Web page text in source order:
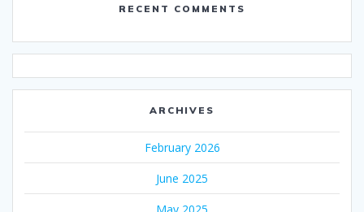
RECENT COMMENTS
ARCHIVES
February 2026
June 2025